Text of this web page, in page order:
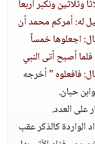
وثلاثين ونكبر أربعاً
له: أمركم محمد أن
اجعلوها خمساً
أصبح أتى النبي
فافعلوه "أخرجه
حبان.
على العدد.
الواردة كالذكر عقب